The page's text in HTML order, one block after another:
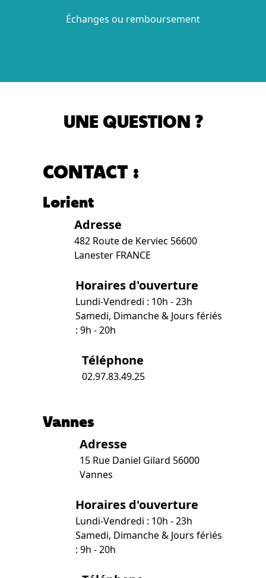
Échanges ou remboursement
UNE QUESTION ?
CONTACT :
Lorient
Adresse
482 Route de Kerviec 56600
Lanester FRANCE
Horaires d'ouverture
Lundi-Vendredi : 10h - 23h
Samedi, Dimanche & Jours fériés
: 9h - 20h
Téléphone
02.97.83.49.25
Vannes
Adresse
15 Rue Daniel Gilard 56000
Vannes
Horaires d'ouverture
Lundi-Vendredi : 10h - 23h
Samedi, Dimanche & Jours fériés
: 9h - 20h